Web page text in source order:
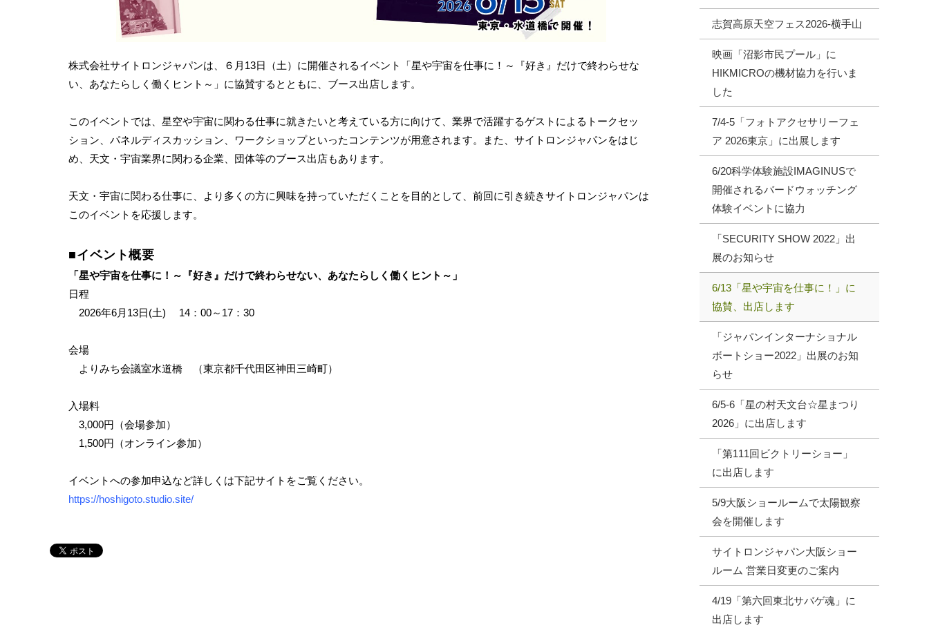
株式会社サイトロンジャパンは、６月13日（土）に開催されるイベント「星や宇宙を仕事に！～『好き』だけで終わらせな
い、あなたらしく働くヒント～」に協賛するとともに、ブース出店します。
このイベントでは、星空や宇宙に関わる仕事に就きたいと考えている方に向けて、業界で活躍するゲストによるトークセッ
ション、パネルディスカッション、ワークショップといったコンテンツが用意されます。また、サイトロンジャパンをはじ
め、天文・宇宙業界に関わる企業、団体等のブース出店もあります。
天文・宇宙に関わる仕事に、より多くの方に興味を持っていただくことを目的として、前回に引き続きサイトロンジャパンは
このイベントを応援します。
■イベント概要
「星や宇宙を仕事に！～『好き』だけで終わらせない、あなたらしく働くヒント～」
日程
2026年6月13日(土) 14：00～17：30
会場
よりみち会議室水道橋 （東京都千代田区神田三崎町）
入場料
3,000円（会場参加）
1,500円（オンライン参加）
イベントへの参加申込など詳しくは下記サイトをご覧ください。
https://hoshigoto.studio.site/
志賀高原天空フェス2026‐横手山
映画「沼影市民プール」に
HIKMICROの機材協力を行いま
した
7/4-5「フォトアクセサリーフェ
ア 2026東京」に出展します
6/20科学体験施設IMAGINUSで
開催されるバードウォッチング
体験イベントに協力
「SECURITY SHOW 2022」出
展のお知らせ
6/13「星や宇宙を仕事に！」に
協賛、出店します
「ジャパンインターナショナル
ボートショー2022」出展のお知
らせ
6/5‐6「星の村天文台☆星まつり
2026」に出店します
「第111回ビクトリーショー」
に出店します
5/9大阪ショールームで太陽観察
会を開催します
サイトロンジャパン大阪ショー
ルーム 営業日変更のご案内
4/19「第六回東北サバゲ魂」に
出店します